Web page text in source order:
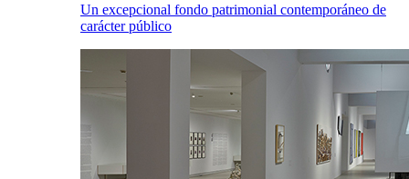
Un excepcional fondo patrimonial contemporáneo de
carácter público